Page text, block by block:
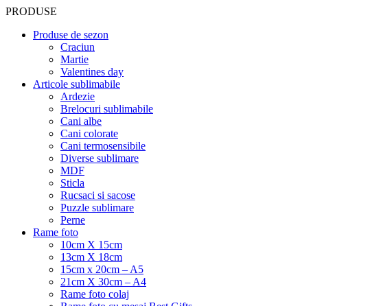
PRODUSE
Produse de sezon
Craciun
Martie
Valentines day
Articole sublimabile
Ardezie
Brelocuri sublimabile
Cani albe
Cani colorate
Cani termosensibile
Diverse sublimare
MDF
Sticla
Rucsaci si sacose
Puzzle sublimare
Perne
Rame foto
10cm X 15cm
13cm X 18cm
15cm x 20cm – A5
21cm X 30cm – A4
Rame foto colaj